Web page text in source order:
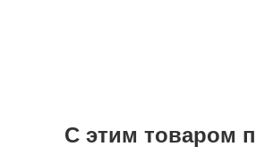
С этим товаром